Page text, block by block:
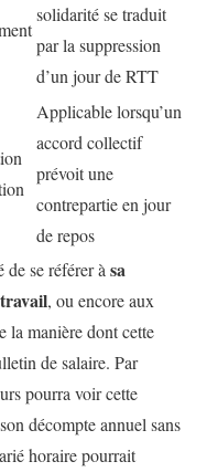
solidarité se traduit
par la suppression
d’un jour de RTT
Applicable lorsqu’un
accord collectif
prévoit une
contrepartie en jour
de repos
de se référer à sa
, ou encore aux
la manière dont cette
de salaire. Par
pourra voir cette
décompte annuel sans
horaire pourrait